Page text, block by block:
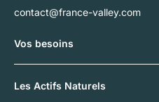
contact@france-valley.com
Vos besoins
Les Actifs Naturels